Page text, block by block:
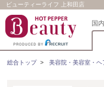
ビューティーライフ 上和田店
国
総合トップ> 美容院・美容室・